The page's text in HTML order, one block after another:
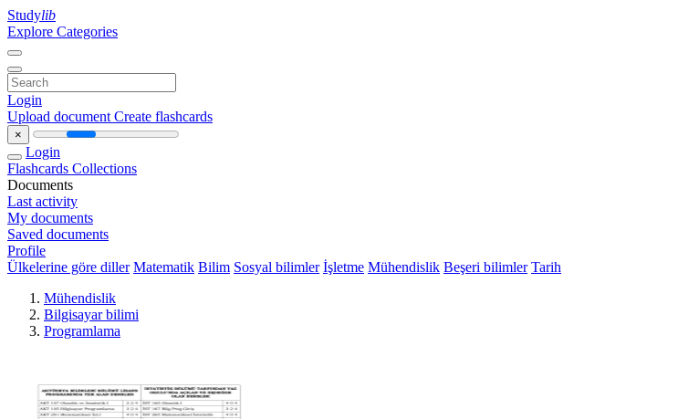
Studylib
Explore Categories
Login
Upload document Create flashcards
×
Login
Flashcards Collections
Documents
Last activity
My documents
Saved documents
Profile
Ülkelerine göre diller Matematik Bilim Sosyal bilimler İşletme Mühendislik Beşeri bilimler Tarih
Mühendislik
Bilgisayar bilimi
Programlama